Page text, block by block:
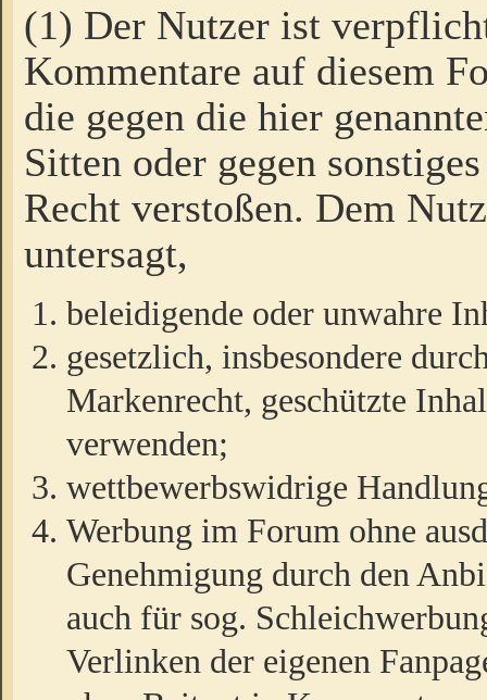
(1) Der Nutzer ist
Kommentare auf diesem
die gegen die hier
Sitten oder gegen
Recht verstoßen. Dem
untersagt,
beleidigende oder unwahre
gesetzlich, insbesondere
Markenrecht, geschützte
verwenden;
wettbewerbswidrige
Werbung im Forum ohne
Genehmigung durch den
auch für sog.
Verlinken der eigenen